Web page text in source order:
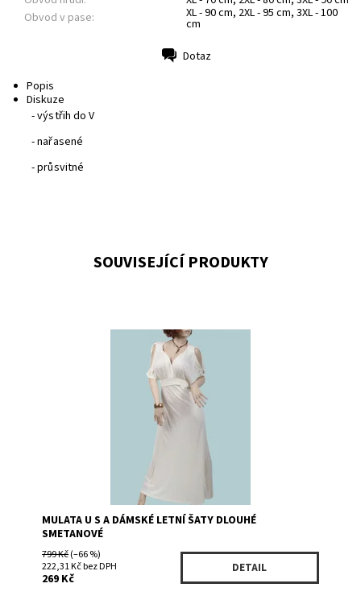
Obvod v pase:
XL - 90 cm, 2XL - 95 cm, 3XL - 100
cm
Dotaz
Popis
Diskuze
- výstřih do V
- nařasené
- průsvitné
SOUVISEJÍCÍ PRODUKTY
Skladem 1
1381CR
Mulata U S A
MULATA U S A DÁMSKÉ LETNÍ ŠATY DLOUHÉ
SMETANOVÉ
799 Kč(–66 %)
222,31 Kč bez DPH
269 Kč
DETAIL